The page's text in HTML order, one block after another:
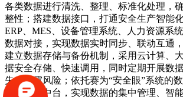
各类数据进行清洗、整理、标准化处理，
整性；搭建数据接口，打通安全生产智能
ERP、MES、设备管理系统、人力资源系
数据对接，实现数据实时同步、联动互通
建立数据存储与备份机制，采用云计算、
据安全存储、快速调用，同时定期开展数
失、泄露风险；依托赛为“安全眼”系统的
专属数据中台，实现数据的集中管理、智